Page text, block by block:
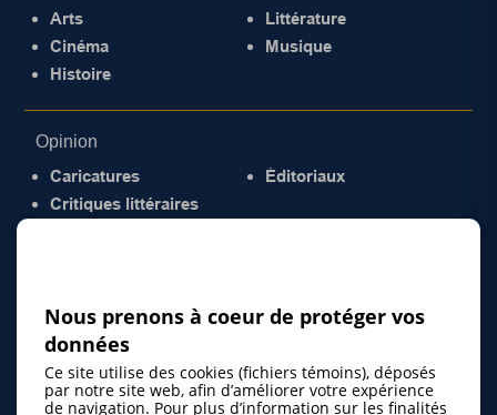
Arts
Cinéma
Histoire
Littérature
Musique
Opinion
Caricatures
Critiques littéraires
Éditoriaux
Nous prenons à coeur de protéger vos
données
Ce site utilise des cookies (fichiers témoins), déposés
par notre site web, afin d’améliorer votre expérience
de navigation. Pour plus d’information sur les finalités